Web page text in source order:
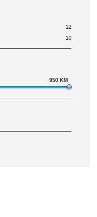
12
10
950 KM